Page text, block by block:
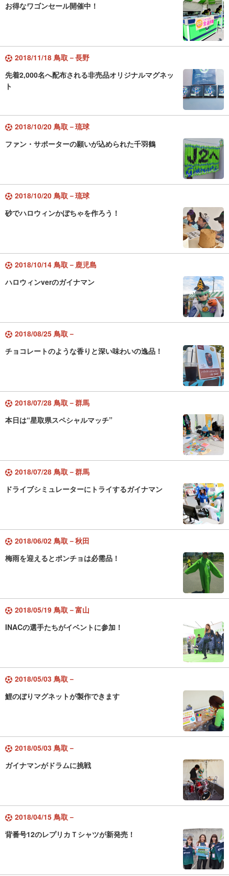
お得なワゴンセール開催中！
2018/11/18 鳥取－長野
先着2,000名へ配布される非売品オリジナルマグネッ
ト
2018/10/20 鳥取－琉球
ファン・サポーターの願いが込められた千羽鶴
2018/10/20 鳥取－琉球
砂でハロウィンかぼちゃを作ろう！
2018/10/14 鳥取－鹿児島
ハロウィンverのガイナマン
2018/08/25 鳥取－
チョコレートのような香りと深い味わいの逸品！
2018/07/28 鳥取－群馬
本日は“星取県スペシャルマッチ”
2018/07/28 鳥取－群馬
ドライブシミュレーターにトライするガイナマン
2018/06/02 鳥取－秋田
梅雨を迎えるとポンチョは必需品！
2018/05/19 鳥取－富山
INACの選手たちがイベントに参加！
2018/05/03 鳥取－
鯉のぼりマグネットが製作できます
2018/05/03 鳥取－
ガイナマンがドラムに挑戦
2018/04/15 鳥取－
背番号12のレプリカＴシャツが新発売！